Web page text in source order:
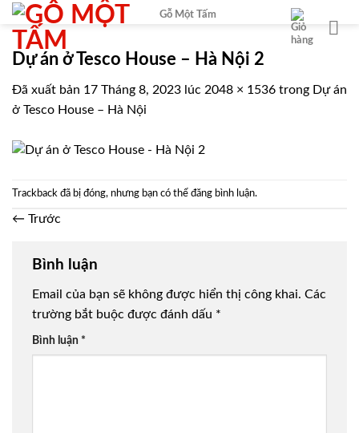
Chuyển
đến
nội
dung
Gỗ Một Tấm
Dự án ở Tesco House – Hà Nội 2
Đã xuất bản 17 Tháng 8, 2023 lúc 2048 × 1536 trong Dự án
ở Tesco House – Hà Nội
Trackback đã bị đóng, nhưng bạn có thể đăng bình luận.
← Trước
Bình luận
Email của bạn sẽ không được hiển thị công khai. Các
trường bắt buộc được đánh dấu *
Bình luận *